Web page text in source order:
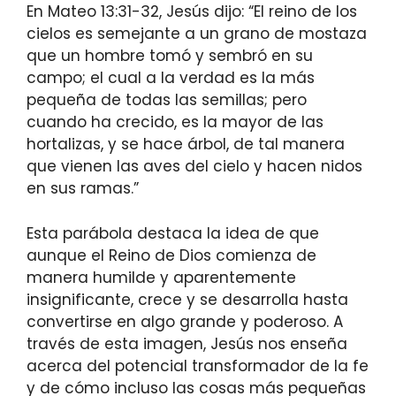
En Mateo 13:31-32, Jesús dijo: “El reino de los
cielos es semejante a un grano de mostaza
que un hombre tomó y sembró en su
campo; el cual a la verdad es la más
pequeña de todas las semillas; pero
cuando ha crecido, es la mayor de las
hortalizas, y se hace árbol, de tal manera
que vienen las aves del cielo y hacen nidos
en sus ramas.”
Esta parábola destaca la idea de que
aunque el Reino de Dios comienza de
manera humilde y aparentemente
insignificante, crece y se desarrolla hasta
convertirse en algo grande y poderoso. A
través de esta imagen, Jesús nos enseña
acerca del potencial transformador de la fe
y de cómo incluso las cosas más pequeñas